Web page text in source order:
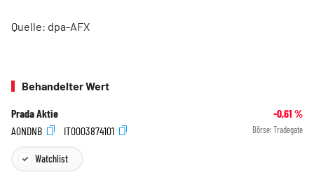
Quelle: dpa-AFX
Behandelter Wert
Prada Aktie -0,61 %
A0NDNB
IT0003874101 Börse: Tradegate
Watchlist